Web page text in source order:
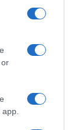
Νεκρός
αδερφός